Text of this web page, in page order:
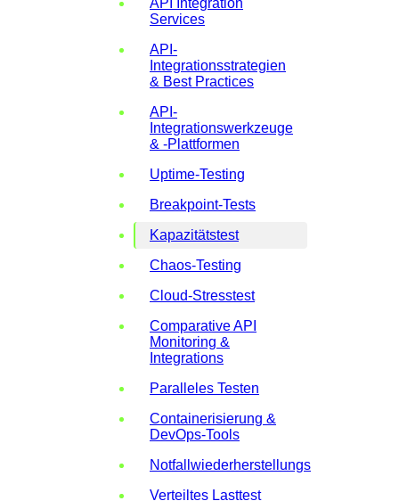
Services
API-
Integrationsstrategien
& Best Practices
API-
Integrationswerkzeuge
& -Plattformen
Uptime-Testing
Breakpoint-Tests
Kapazitätstest
Chaos-Testing
Cloud-Stresstest
Comparative API
Monitoring &
Integrations
Paralleles Testen
Containerisierung &
DevOps-Tools
Notfallwiederherstellungstests
Verteiltes Lasttest